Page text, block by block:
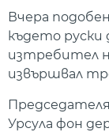
Вчера
където
изтребител
извършвал
Урсула фон